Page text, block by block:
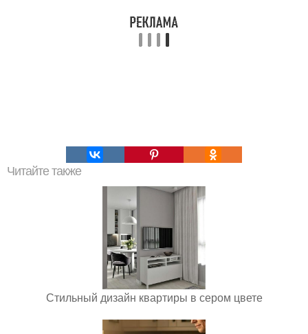
Читайте также
Стильный дизайн квартиры в сером цвете